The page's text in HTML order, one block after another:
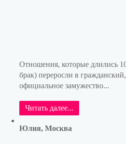
Отношения, которые длились
брак) переросли в гражданский,
официальное замужество...
Читать далее...
Юлия, Москва